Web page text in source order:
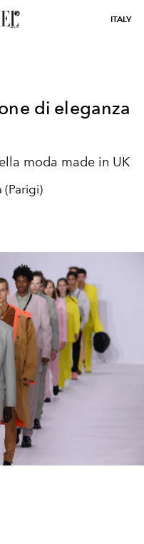
ITALY
di eleganza
moda made in UK
(Parigi)